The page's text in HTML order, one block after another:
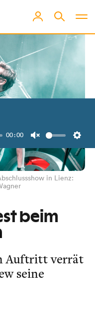
00:00
Unmute
in Lienz:
beim
Auftritt verrät
seine